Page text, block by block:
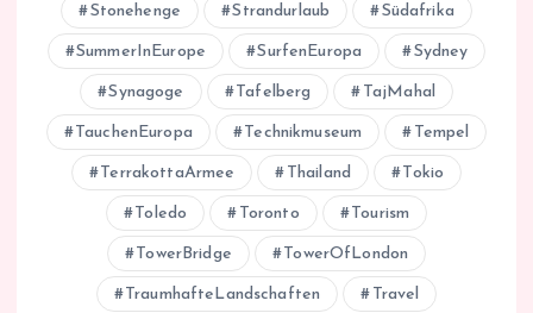
Stonehenge Strandurlaub Südafrika
SummerInEurope SurfenEuropa Sydney
Synagoge Tafelberg TajMahal
TauchenEuropa Technikmuseum Tempel
TerrakottaArmee Thailand Tokio
Toledo Toronto Tourism
TowerBridge TowerOfLondon
TraumhafteLandschaften Travel